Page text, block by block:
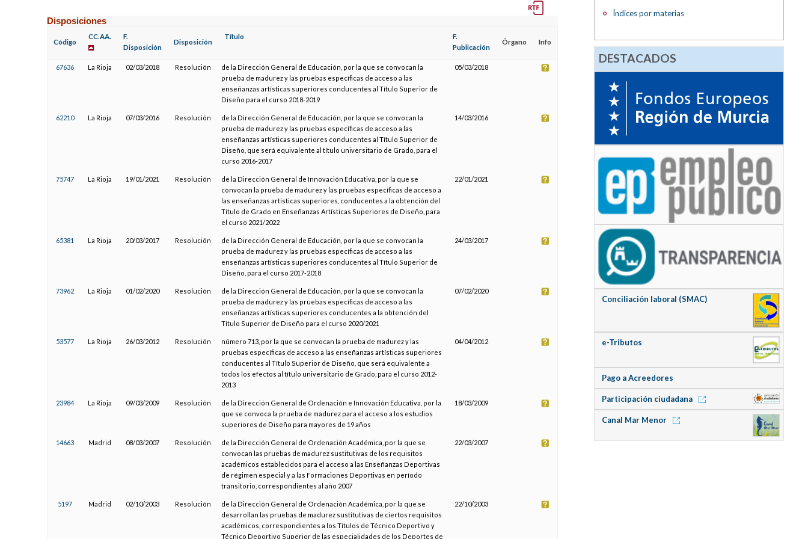
Disposiciones
Código
CC.AA.
F.
Disposición
Disposición
Título
F.
Publicación
Órgano Info
67636 La Rioja 02/03/2018 Resolución
de la Dirección General de Educación, por la que se convocan la
prueba de madurez y las pruebas específicas de acceso a las
enseñanzas artísticas superiores conducentes al Título Superior de
Diseño para el curso 2018-2019
05/03/2018
62210 La Rioja 07/03/2016 Resolución
de la Dirección General de Educación, por la que se convocan la
prueba de madurez y las pruebas específicas de acceso a las
enseñanzas artísticas superiores conducentes al Título Superior de
Diseño, que será equivalente al título universitario de Grado, para el
curso 2016-2017
14/03/2016
75747 La Rioja 19/01/2021 Resolución
de la Dirección General de Innovación Educativa, por la que se
convocan la prueba de madurez y las pruebas específicas de acceso a
las enseñanzas artísticas superiores, conducentes a la obtención del
Título de Grado en Enseñanzas Artísticas Superiores de Diseño, para
el curso 2021/2022
22/01/2021
65381 La Rioja 20/03/2017 Resolución
de la Dirección General de Educación, por la que se convocan la
prueba de madurez y las pruebas específicas de acceso a las
enseñanzas artísticas superiores conducentes al Título Superior de
Diseño, para el curso 2017-2018
24/03/2017
73962 La Rioja 01/02/2020 Resolución
de la Dirección General de Educación, por la que se convocan la
prueba de madurez y las pruebas específicas de acceso a las
enseñanzas artísticas superiores conducentes a la obtención del
Título Superior de Diseño para el curso 2020/2021
07/02/2020
53577 La Rioja 26/03/2012 Resolución
número 713, por la que se convocan la prueba de madurez y las
pruebas específicas de acceso a las enseñanzas artísticas superiores
conducentes al Título Superior de Diseño, que será equivalente a
todos los efectos al título universitario de Grado, para el curso 2012-
2013
04/04/2012
23984 La Rioja 09/03/2009 Resolución
de la Dirección General de Ordenación e Innovación Educativa, por la
que se convoca la prueba de madurez para el acceso a los estudios
superiores de Diseño para mayores de 19 años
18/03/2009
14663 Madrid 08/03/2007 Resolución
de la Dirección General de Ordenación Académica, por la que se
convocan las pruebas de madurez sustitutivas de los requisitos
académicos establecidos para el acceso a las Enseñanzas Deportivas
de régimen especial y a las Formaciones Deportivas en período
transitorio, correspondientes al año 2007
22/03/2007
5197 Madrid 02/10/2003 Resolución
de la Dirección General de Ordenación Académica, por la que se
desarrollan las pruebas de madurez sustitutivas de ciertos requisitos
académicos, correspondientes a los Títulos de Técnico Deportivo y
Técnico Deportivo Superior de las especialidades de los Deportes de
22/10/2003
Índices por materias
DESTACADOS
Conciliación laboral (SMAC)
e-Tributos
Pago a Acreedores
Participación ciudadana
Canal Mar Menor